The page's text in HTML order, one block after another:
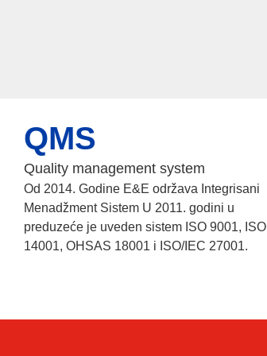
QMS
Quality management system
Od 2014. Godine E&E održava Integrisani
Menadžment Sistem U 2011. godini u
preduzeće je uveden sistem ISO 9001, ISO
14001, OHSAS 18001 i ISO/IEC 27001.